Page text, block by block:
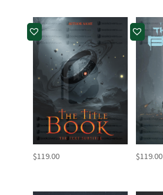
$119.00 $119.00